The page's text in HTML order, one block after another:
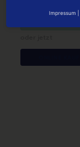
Impressum